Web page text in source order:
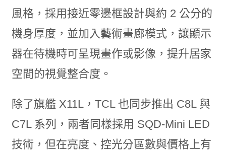
風格，採用接近零邊框設計與約 2 公分的
機身厚度，並加入藝術畫廊模式，讓顯示
器在待機時可呈現畫作或影像，提升居家
空間的視覺整合度。
除了旗艦 X11L，TCL 也同步推出 C8L 與
C7L 系列，兩者同樣採用 SQD-Mini LED
技術，但在亮度、控光分區數與價格上有